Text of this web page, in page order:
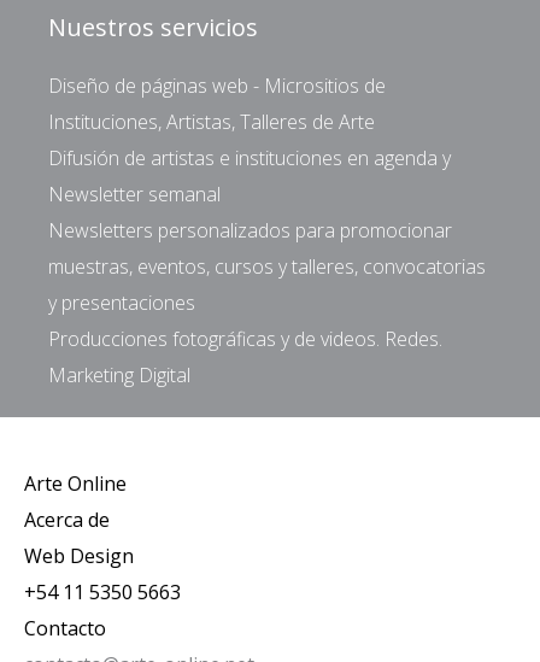
Nuestros servicios
Diseño de páginas web - Micrositios de
Instituciones, Artistas, Talleres de Arte
Difusión de artistas e instituciones en agenda y
Newsletter semanal
Newsletters personalizados para promocionar
muestras, eventos, cursos y talleres, convocatorias
y presentaciones
Producciones fotográficas y de videos. Redes.
Marketing Digital
Arte Online
Acerca de
Web Design
+54 11 5350 5663
Contacto